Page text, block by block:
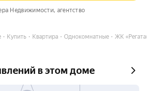
Недвижимости, агентство
Купить Квартира Однокомнатные ЖК
в этом доме